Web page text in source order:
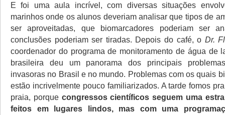
E foi uma aula incrível, com diversas situações
marinhos onde os alunos deveriam analisar que tipos de
ser aproveitadas, que biomarcadores poderiam ser
conclusões poderiam ser tiradas. Depois do café, o Dr.
coordenador do programa de monitoramento de água de
brasileira deu um panorama dos principais
invasoras no Brasil e no mundo. Problemas com os quais
estão incrivelmente pouco familiarizados. A tarde fomos
praia, porque congressos científicos seguem uma
feitos em lugares lindos, mas com uma